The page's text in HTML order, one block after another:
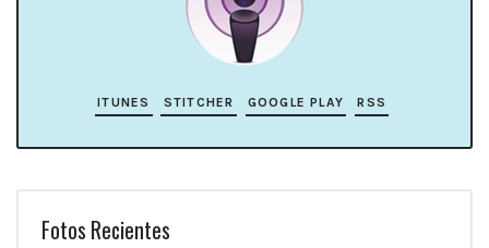
ITUNES STITCHER GOOGLE PLAY RSS
Fotos Recientes